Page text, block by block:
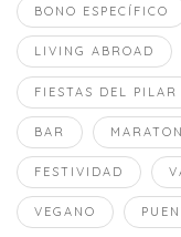
BONO ESPECÍFICO
LIVING ABROAD
FIESTAS DEL PILAR
BAR MARATON
FESTIVIDAD
VEGANO